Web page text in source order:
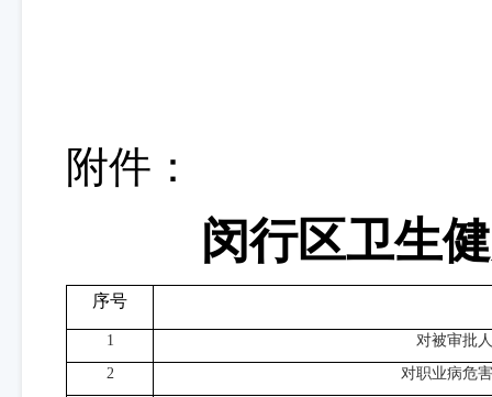
附件：
闵行区卫生
序号
1
对被审批
2
对职业病危